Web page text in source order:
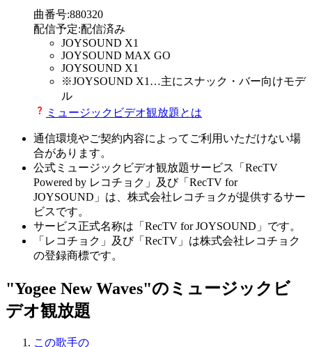
曲番号:880320
配信予定:配信済み
JOYSOUND X1
JOYSOUND MAX GO
JOYSOUND X1
※JOYSOUND X1 …主にスナック・バー向けモデ
ル
ミュージックビデオ観放題とは
通信環境やご契約内容によってご利用いただけない場
合があります。
公式ミュージックビデオ観放題サービス「RecTV
Powered by レコチョク」及び「RecTV for
JOYSOUND」は、株式会社レコチョクが提供するサー
ビスです。
サービス正式名称は「RecTV for JOYSOUND」です。
「レコチョク」及び「RecTV」は株式会社レコチョク
の登録商標です。
"Yogee New Waves"のミュージックビ
デオ観放題
この歌手の